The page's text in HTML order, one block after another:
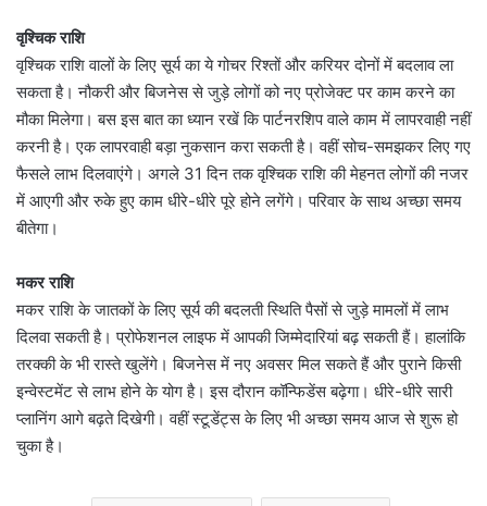
वृश्चिक राशि
वृश्चिक राशि वालों के लिए सूर्य का ये गोचर रिश्तों और करियर दोनों में बदलाव ला
सकता है। नौकरी और बिजनेस से जुड़े लोगों को नए प्रोजेक्ट पर काम करने का
मौका मिलेगा। बस इस बात का ध्यान रखें कि पार्टनरशिप वाले काम में लापरवाही नहीं
करनी है। एक लापरवाही बड़ा नुकसान करा सकती है। वहीं सोच-समझकर लिए गए
फैसले लाभ दिलवाएंगे। अगले 31 दिन तक वृश्चिक राशि की मेहनत लोगों की नजर
में आएगी और रुके हुए काम धीरे-धीरे पूरे होने लगेंगे। परिवार के साथ अच्छा समय
बीतेगा।
मकर राशि
मकर राशि के जातकों के लिए सूर्य की बदलती स्थिति पैसों से जुड़े मामलों में लाभ
दिलवा सकती है। प्रोफेशनल लाइफ में आपकी जिम्मेदारियां बढ़ सकती हैं। हालांकि
तरक्की के भी रास्ते खुलेंगे। बिजनेस में नए अवसर मिल सकते हैं और पुराने किसी
इन्वेस्टमेंट से लाभ होने के योग है। इस दौरान कॉन्फिडेंस बढ़ेगा। धीरे-धीरे सारी
प्लानिंग आगे बढ़ते दिखेगी। वहीं स्टूडेंट्स के लिए भी अच्छा समय आज से शुरू हो
चुका है।